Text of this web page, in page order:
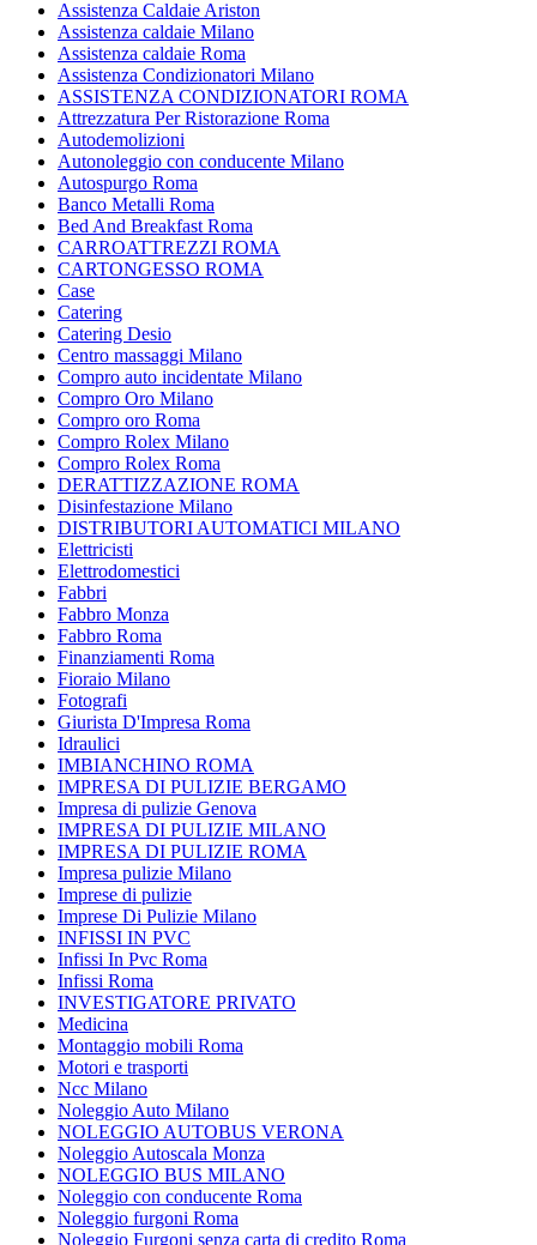
Assistenza Caldaie Ariston
Assistenza caldaie Milano
Assistenza caldaie Roma
Assistenza Condizionatori Milano
ASSISTENZA CONDIZIONATORI ROMA
Attrezzatura Per Ristorazione Roma
Autodemolizioni
Autonoleggio con conducente Milano
Autospurgo Roma
Banco Metalli Roma
Bed And Breakfast Roma
CARROATTREZZI ROMA
CARTONGESSO ROMA
Case
Catering
Catering Desio
Centro massaggi Milano
Compro auto incidentate Milano
Compro Oro Milano
Compro oro Roma
Compro Rolex Milano
Compro Rolex Roma
DERATTIZZAZIONE ROMA
Disinfestazione Milano
DISTRIBUTORI AUTOMATICI MILANO
Elettricisti
Elettrodomestici
Fabbri
Fabbro Monza
Fabbro Roma
Finanziamenti Roma
Fioraio Milano
Fotografi
Giurista D'Impresa Roma
Idraulici
IMBIANCHINO ROMA
IMPRESA DI PULIZIE BERGAMO
Impresa di pulizie Genova
IMPRESA DI PULIZIE MILANO
IMPRESA DI PULIZIE ROMA
Impresa pulizie Milano
Imprese di pulizie
Imprese Di Pulizie Milano
INFISSI IN PVC
Infissi In Pvc Roma
Infissi Roma
INVESTIGATORE PRIVATO
Medicina
Montaggio mobili Roma
Motori e trasporti
Ncc Milano
Noleggio Auto Milano
NOLEGGIO AUTOBUS VERONA
Noleggio Autoscala Monza
NOLEGGIO BUS MILANO
Noleggio con conducente Roma
Noleggio furgoni Roma
Noleggio Furgoni senza carta di credito Roma